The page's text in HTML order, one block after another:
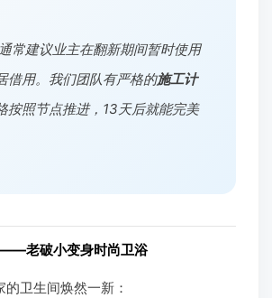
常建议业主在翻新期间暂时使用
借用。我们团队有严格的施工计
按照节点推进，13天后就能完美
老破小变身时尚卫浴
卫生间焕然一新：